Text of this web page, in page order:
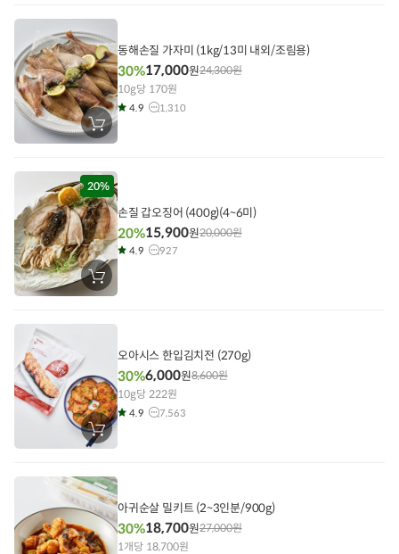
에
담
기
장
바
에
담
기
동해손질 가자미 (1kg/13미 내외/조림용)
30%17,000원24,300원
10g당 170원
4.9 1,310
20%
장
바
에
손질 갑오징어 (400g)(4~6미)
20%15,900원20,000원
4.9 927
장
바
에
담
기
오아시스 한입김치전 (270g)
30%6,000원8,600원
10g당 222원
4.9 7,563
아귀순살 밀키트 (2~3인분/900g)
30%18,700원27,000원
1개당 18,700원